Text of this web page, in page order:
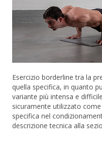
Esercizio borderline tra la
quella specifica, in quanto
variante più intensa e
sicuramente utilizzato
specifica nel
descrizione tecnica alla